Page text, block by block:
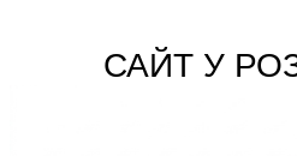
САЙТ У